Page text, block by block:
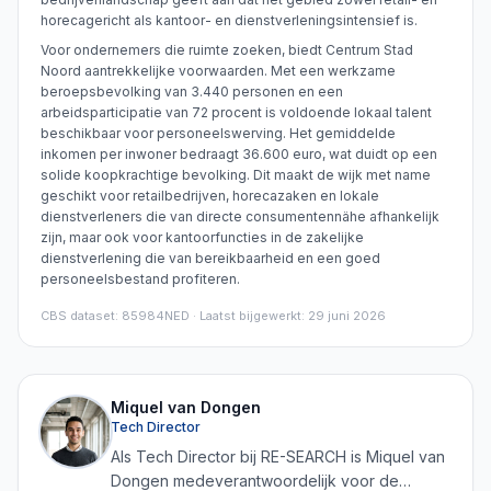
horecagericht als kantoor- en dienstverleningsintensief is.
Voor ondernemers die ruimte zoeken, biedt Centrum Stad
Noord aantrekkelijke voorwaarden. Met een werkzame
beroepsbevolking van 3.440 personen en een
arbeidsparticipatie van 72 procent is voldoende lokaal talent
beschikbaar voor personeelswerving. Het gemiddelde
inkomen per inwoner bedraagt 36.600 euro, wat duidt op een
solide koopkrachtige bevolking. Dit maakt de wijk met name
geschikt voor retailbedrijven, horecazaken en lokale
dienstverleners die van directe consumentennähe afhankelijk
zijn, maar ook voor kantoorfuncties in de zakelijke
dienstverlening die van bereikbaarheid en een goed
personeelsbestand profiteren.
CBS dataset: 85984NED · Laatst bijgewerkt: 29 juni 2026
Miquel van Dongen
Tech Director
Als Tech Director bij RE-SEARCH is Miquel van
Dongen medeverantwoordelijk voor de